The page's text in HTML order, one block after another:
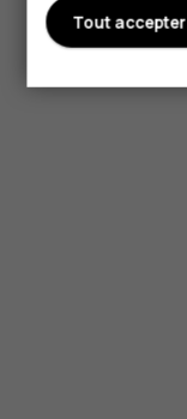
Tout accepter